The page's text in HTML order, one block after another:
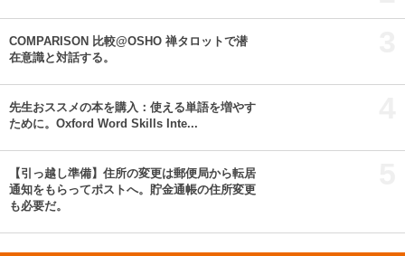
COMPARISON 比較@OSHO 禅タロットで潜
在意識と対話する。
先生おススメの本を購入：使える単語を増やす
ために。Oxford Word Skills Inte...
【引っ越し準備】住所の変更は郵便局から転居
通知をもらってポストへ。貯金通帳の住所変更
も必要だ。